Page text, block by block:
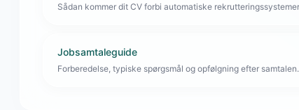
Sådan kommer dit CV forbi automatiske
Jobsamtaleguide
Forberedelse, typiske spørgsmål og opfølgning efter samtalen.